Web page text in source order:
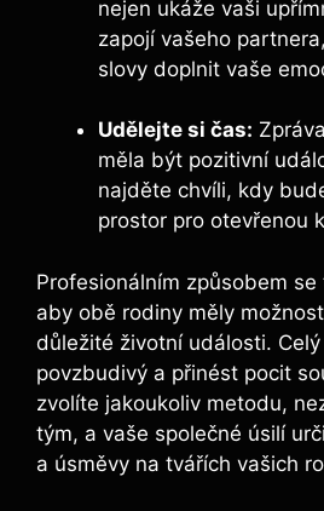
nejen ukáže vaši
zapojí vašeho
slovy doplnit vaše
Udělejte si čas:
měla být pozitivní
najděte chvíli, kdy
prostor pro otevřenou
Profesionálním způsobem
aby obě rodiny měly
důležité životní události.
povzbudivý a přinést pocit
zvolíte jakoukoliv metodu,
tým, a vaše společné úsilí
a úsměvy na tvářích vašich